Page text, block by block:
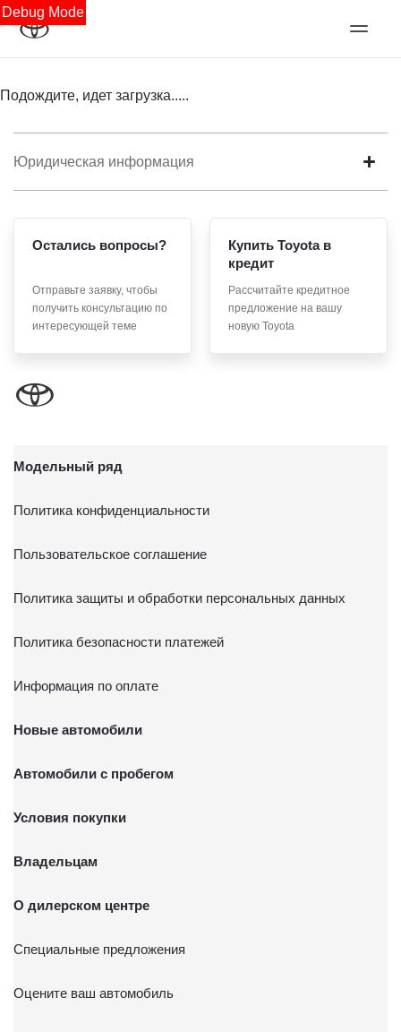
Debug Mode
Подождите, идет загрузка.....
Юридическая информация
Остались вопросы?
Отправьте заявку, чтобы
получить консультацию по
интересующей теме
Купить Toyota в
кредит
Рассчитайте кредитное
предложение на вашу
новую Toyota
Модельный ряд
Политика конфиденциальности
Пользовательское соглашение
Политика защиты и обработки персональных данных
Политика безопасности платежей
Информация по оплате
Новые автомобили
Автомобили с пробегом
Условия покупки
Владельцам
О дилерском центре
Специальные предложения
Оцените ваш автомобиль